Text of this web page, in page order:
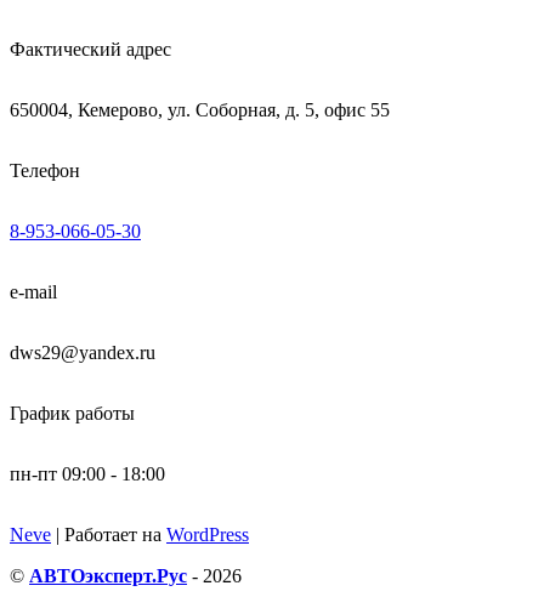
Фактический адрес
650004, Кемерово, ул. Соборная, д. 5, офис 55
Телефон
8-953-066-05-30
e-mail
dws29@yandex.ru
График работы
пн-пт 09:00 - 18:00
Neve | Работает на WordPress
© АВТОэксперт.Рус - 2026